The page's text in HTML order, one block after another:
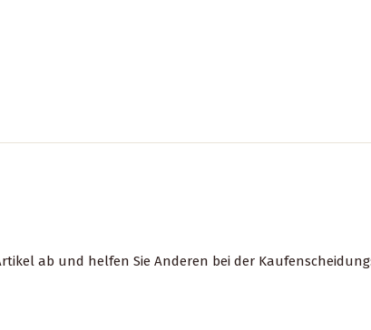
ab und helfen Sie Anderen bei der Kaufenscheidung: